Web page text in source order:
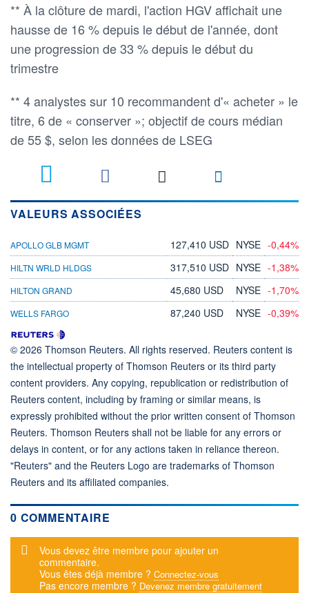
** À la clôture de mardi, l'action HGV affichait une
hausse de 16 % depuis le début de l'année, dont
une progression de 33 % depuis le début du
trimestre
** 4 analystes sur 10 recommandent d'« acheter » le
titre, 6 de « conserver »; objectif de cours médian
de 55 $, selon les données de LSEG
VALEURS ASSOCIÉES
APOLLO GLB MGMT 127,410 USD NYSE -0,44%
HILTN WRLD HLDGS 317,510 USD NYSE -1,38%
HILTON GRAND 45,680 USD NYSE -1,70%
WELLS FARGO 87,240 USD NYSE -0,39%
© 2026 Thomson Reuters. All rights reserved. Reuters content is
the intellectual property of Thomson Reuters or its third party
content providers. Any copying, republication or redistribution of
Reuters content, including by framing or similar means, is
expressly prohibited without the prior written consent of Thomson
Reuters. Thomson Reuters shall not be liable for any errors or
delays in content, or for any actions taken in reliance thereon.
"Reuters" and the Reuters Logo are trademarks of Thomson
Reuters and its affiliated companies.
0 COMMENTAIRE
Message d'alerte
Vous devez être membre pour ajouter un
commentaire.
Vous êtes déjà membre ? Connectez-vous
Pas encore membre ? Devenez membre gratuitement